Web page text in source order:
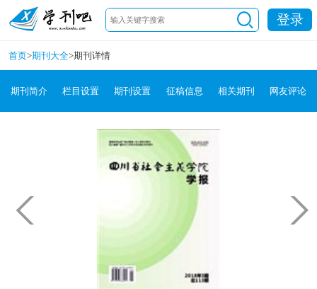
登录
首页>期刊大全>期刊详情
期刊简介 栏目设置 期刊设置 征稿信息 相关期刊 网友评论